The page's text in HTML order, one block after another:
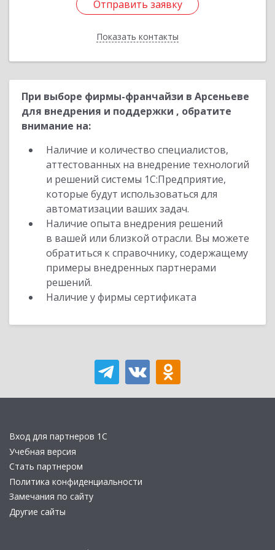
Отправить заявку
Показать контакты
Отправить заявку
Назад
При выборе фирмы-франчайзи в Арсеньеве
для внедрения и поддержки , обратите
внимание на:
Наличие и количество специалистов,
аттестованных на внедрение технологий
и решений системы 1С:Предприятие,
которые будут использоваться для
автоматизации ваших задач.
Наличие опыта внедрения решений
в вашей или близкой отрасли. Вы можете
обратиться к справочнику, содержащему
примеры внедренных партнерами
решений.
Наличие у фирмы сертификата
Вход для партнеров 1С
Учебная версия
Стать партнером
Политика конфиденциальности
Замечания по сайту
Другие сайты